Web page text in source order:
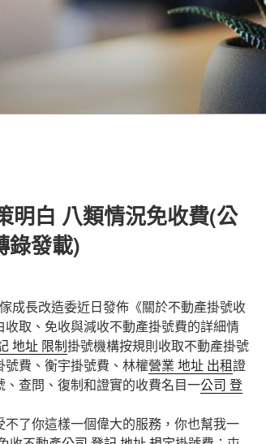
明白 八類情況免收費(公
錄發載)
成長改造委近日發佈《關於不動產掛號收
取、免收與減收不動產掛號費的詳細情
地址 限制掛號機構按規則收取不動產掛號
費、衡宇掛號費、林權營業 地址 出租證
查問、復制和證實的收費名目一公司 登
了你這樣一個偉大的服務，你也幫我一